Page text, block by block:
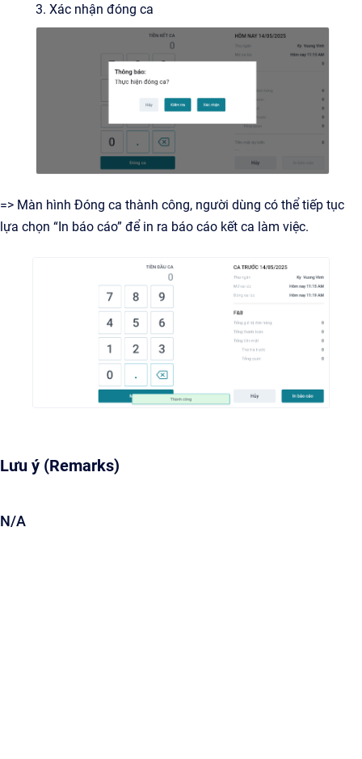
3. Xác nhận đóng ca
=> Màn hình Đóng ca thành công, người dùng có thể tiếp tục
lựa chọn “In báo cáo” để in ra báo cáo kết ca làm việc.
Lưu ý (Remarks)
N/A